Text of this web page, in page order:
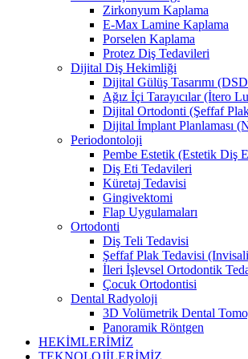
Zirkonyum Kaplama
E-Max Lamine Kaplama
Porselen Kaplama
Protez Diş Tedavileri
Dijital Diş Hekimliği
Dijital Gülüş Tasarımı
Ağız İçi Tarayıcılar (İtero
Dijital Ortodonti (Şeffaf Plak
Dijital İmplant Planlaması
Periodontoloji
Pembe Estetik (Estetik Diş
Diş Eti Tedavileri
Küretaj Tedavisi
Gingivektomi
Flap Uygulamaları
Ortodonti
Diş Teli Tedavisi
Şeffaf Plak Tedavisi
İleri İşlevsel Ortodontik
Çocuk Ortodontisi
Dental Radyoloji
3D Volümetrik Dental
Panoramik Röntgen
HEKİMLERİMİZ
TEKNOLOJİLERİMİZ